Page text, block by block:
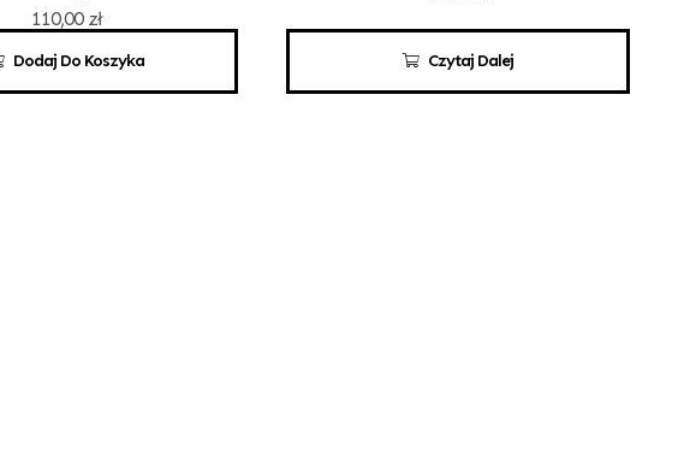
Dodaj Do Koszyka
110,00 zł
Czytaj Dalej